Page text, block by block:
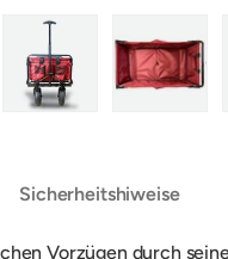
Sicherheitshiweise
Vorzügen durch